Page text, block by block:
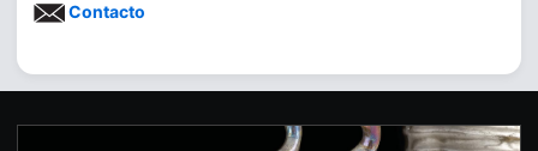
Contacto